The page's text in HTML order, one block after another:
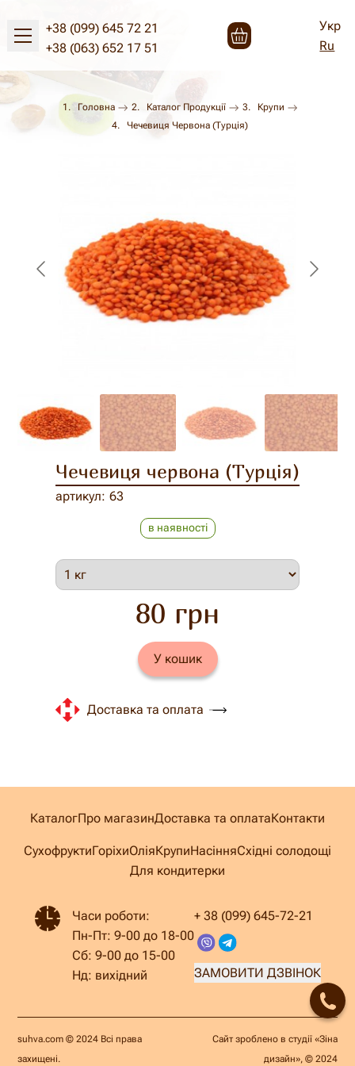
+38 (099) 645 72 21
+38 (063) 652 17 51
Укр
Ru
Головна Каталог Продукції
Крупи
Чечевиця Червона (Турція)
Чечевиця червона (Турція)
артикул 63
в наявності
80 грн
У кошик
Доставка та оплата
КаталогПро магазинДоставка та оплатаКонтакти
СухофруктиГоріхиОліяКрупиНасінняСхідні солодощі
Для кондитерки
Часи роботи:
Пн-Пт: 9-00 до 18-00
Сб: 9-00 до 15-00
Нд: вихідний
+ 38 (099) 645-72-21
ЗАМОВИТИ ДЗВІНОК
suhva.com © 2024 Всі права
захищені.
Сайт зроблено в студії «Зіна
дизайн», © 2024